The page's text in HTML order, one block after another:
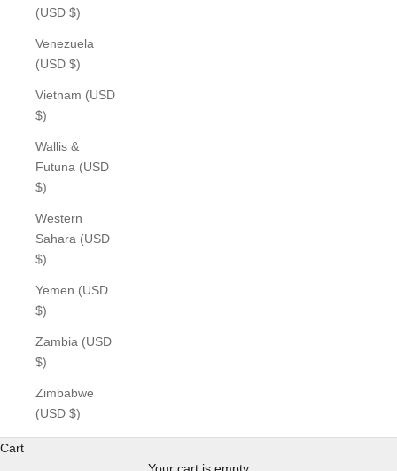
(USD $)
Venezuela
(USD $)
Vietnam (USD
$)
Wallis &
Futuna (USD
$)
Western
Sahara (USD
$)
Yemen (USD
$)
Zambia (USD
$)
Zimbabwe
(USD $)
Cart
Your cart is empty